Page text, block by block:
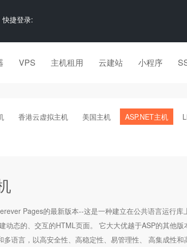
快捷登录:
VPS 主机租用 云建站 小程序
香港云虚拟主机 美国主机 ASP.NET主机
Pages的最新版本--这是一种建立在公共语言运行
动态的、交互的HTML页面。 它大大优越于ASP的其他
语言，以高安全性、高稳定性、易管理性、 高集成性